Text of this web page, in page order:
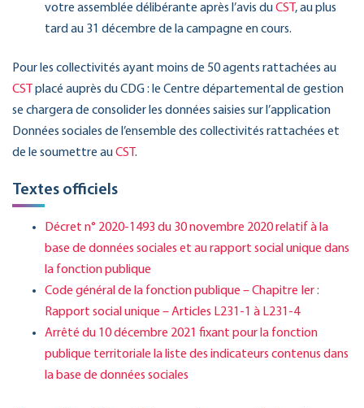
votre assemblée délibérante après l’avis duCST , au plus
tard au 31 décembre de la campagne en cours.
Pour les collectivités ayant moins de 50 agents rattachées au
CST
placé auprès du CDG : le Centre départemental de gestion
se chargera de consolider les données saisies sur l’application
Données sociales de l’ensemble des collectivités rattachées et
de le soumettre auCST .
Textes officiels
Décret n° 2020-1493 du 30 novembre 2020 relatif à la
base de données sociales et au rapport social unique dans
la fonction publique
Code général de la fonction publique – Chapitre Ier :
Rapport social unique – Articles L231-1 à L231-4
Arrêté du 10 décembre 2021 fixant pour la fonction
publique territoriale la liste des indicateurs contenus dans
la base de données sociales